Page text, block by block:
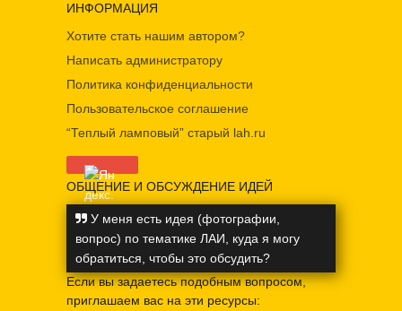
ИНФОРМАЦИЯ
Хотите стать нашим автором?
Написать администратору
Политика конфиденциальности
Пользовательское соглашение
“Теплый ламповый” старый lah.ru
ОБЩЕНИЕ И ОБСУЖДЕНИЕ ИДЕЙ
У меня есть идея (фотографии,
вопрос) по тематике ЛАИ, куда я могу
обратиться, чтобы это обсудить?
Если вы задаетесь подобным вопросом,
приглашаем вас на эти ресурсы: